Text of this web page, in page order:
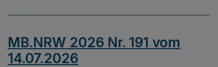
MB.NRW 2026 Nr. 191 vom
14.07.2026